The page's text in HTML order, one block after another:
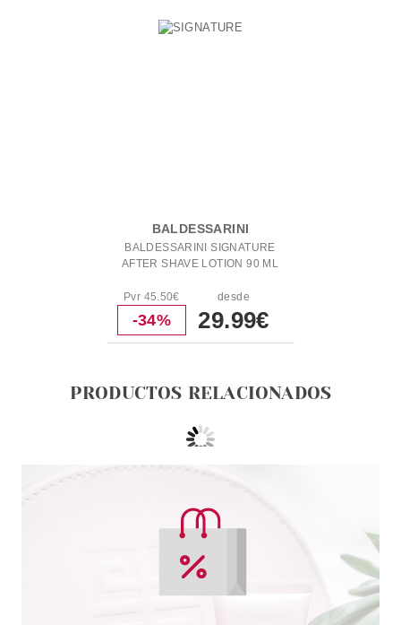
BALDESSARINI
BALDESSARINI SIGNATURE
AFTER SHAVE LOTION 90 ML
Pvr 45.50€
-34%
desde
29.99€
PRODUCTOS RELACIONADOS